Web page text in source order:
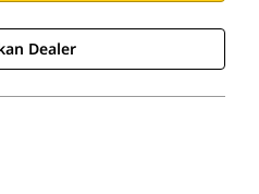
Dealer